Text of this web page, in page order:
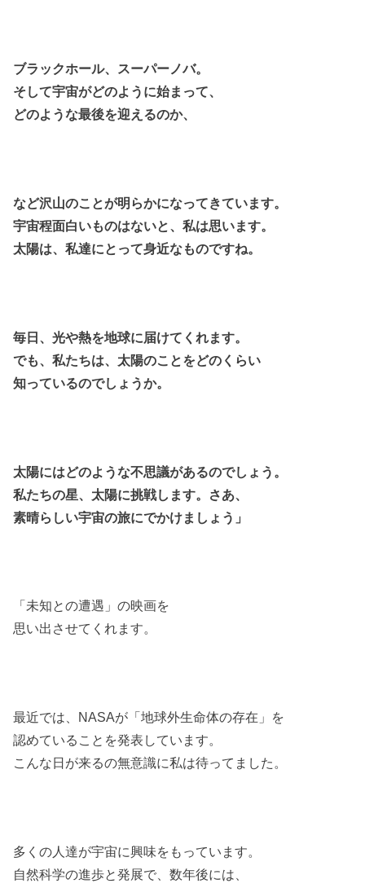
ブラックホール、スーパーノバ。
そして宇宙がどのように始まって、
どのような最後を迎えるのか、
など沢山のことが明らかになってきています。
宇宙程面白いものはないと、私は思います。
太陽は、私達にとって身近なものですね。
毎日、光や熱を地球に届けてくれます。
でも、私たちは、太陽のことをどのくらい
知っているのでしょうか。
太陽にはどのような不思議があるのでしょう。
私たちの星、太陽に挑戦します。 さあ、
素晴らしい宇宙の旅にでかけましょう」
「未知との遭遇」の映画を
思い出させてくれます。
最近では、NASAが「地球外生命体の存在」を
認めていることを発表しています。
こんな日が来るの無意識に私は待ってました。
多くの人達が宇宙に興味をもっています。
自然科学の進歩と発展で、数年後には、